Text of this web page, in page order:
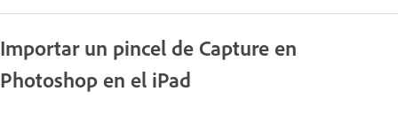
Importar un pincel de Capture en
Photoshop en el iPad